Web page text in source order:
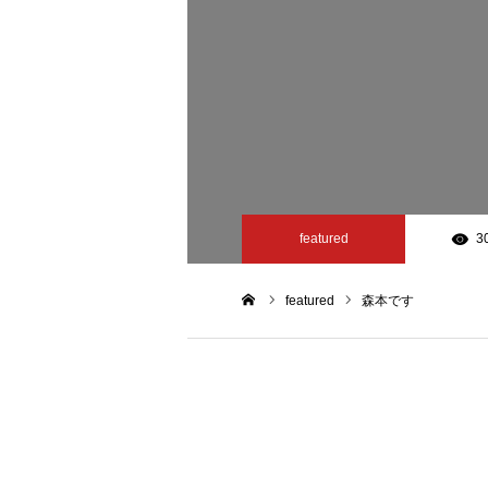
featured
featured 森本です